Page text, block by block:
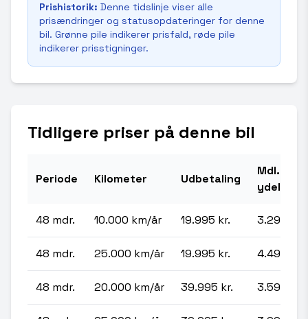
Prishistorik: Denne tidslinje viser alle
prisændringer og statusopdateringer for denne
bil. Grønne pile indikerer prisfald, røde pile
indikerer prisstigninger.
Tidligere priser på denne bil
Periode Kilometer Udbetaling
Mdl.
ydelse
48 mdr. 10.000 km/år 19.995 kr. 3.295 kr.
48 mdr. 25.000 km/år 19.995 kr. 4.495 kr.
48 mdr. 20.000 km/år 39.995 kr. 3.595 kr.